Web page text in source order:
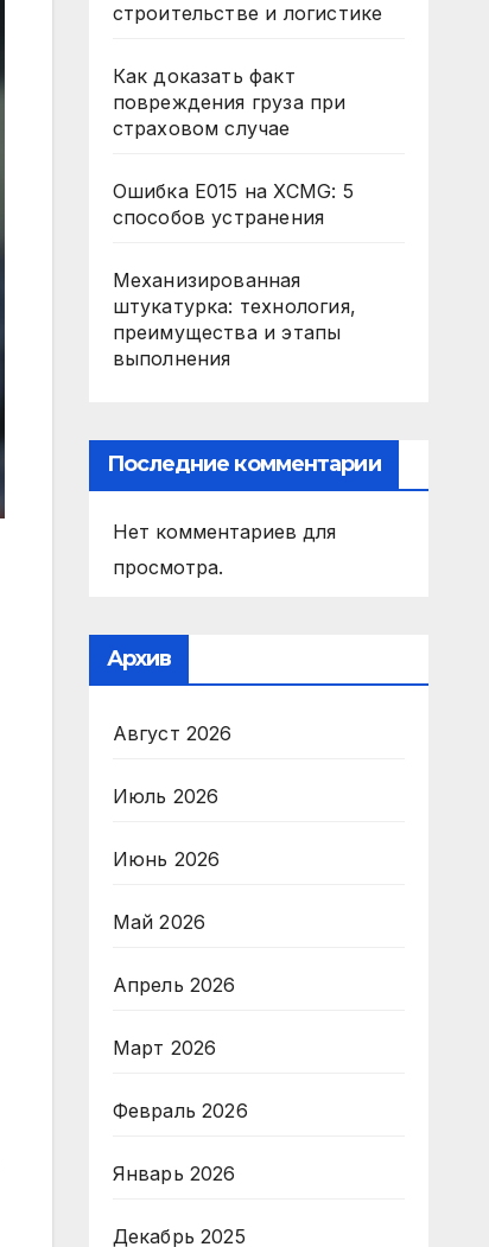
строительстве и логистике
Как доказать факт
повреждения груза при
страховом случае
Ошибка E015 на XCMG: 5
способов устранения
Механизированная
штукатурка: технология,
преимущества и этапы
выполнения
Последние комментарии
Нет комментариев для
просмотра.
Архив
Август 2026
Июль 2026
Июнь 2026
Май 2026
Апрель 2026
Март 2026
Февраль 2026
Январь 2026
Декабрь 2025